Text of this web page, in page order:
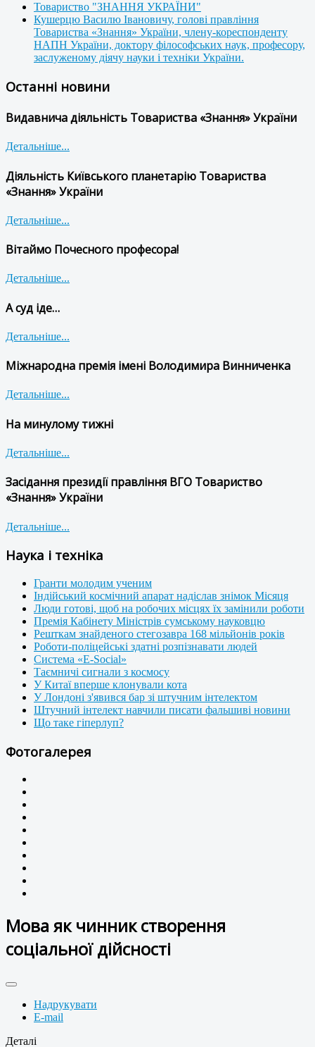
Товариство "ЗНАННЯ УКРАЇНИ"
Кушерцю Василю Івановичу, голові правління
Товариства «Знання» України, члену-кореспонденту
НАПН України, доктору філософських наук, професору,
заслуженому діячу науки і техніки України.
Останні новини
Видавнича діяльність Товариства «Знання» України
Детальніше...
Діяльність Київського планетарію Товариства
«Знання» України
Детальніше...
Вітаймо Почесного професора!
Детальніше...
А суд іде…
Детальніше...
Міжнародна премія імені Володимира Винниченка
Детальніше...
На минулому тижні
Детальніше...
Засідання президії правління ВГО Товариство
«Знання» України
Детальніше...
Наука і техніка
Гранти молодим ученим
Індійський космічний апарат надіслав знімок Місяця
Люди готові, щоб на робочих місцях їх замінили роботи
Премія Кабінету Міністрів сумському науковцю
Решткам знайденого стегозавра 168 мільйонів років
Роботи-поліцейські здатні розпізнавати людей
Система «E-Social»
Таємничі сигнали з космосу
У Китаї вперше клонували кота
У Лондоні з'явився бар зі штучним інтелектом
Штучний інтелект навчили писати фальшиві новини
Що таке гіперлуп?
Фотогалерея
Мова як чинник створення
соціальної дійсності
Надрукувати
E-mail
Деталі